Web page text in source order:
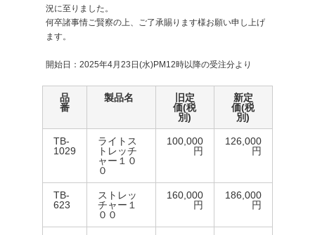
況に至りました。
何卒諸事情ご賢察の上、ご了承賜ります様お願い申し上げ
ます。
開始日：2025年4月23日(水)PM12時以降の受注分より
品
番
製品名
旧定
価(税
別)
新定
価(税
別)
TB-
1029
ライトス
トレッチ
ャー１０
０
100,000
円
126,000
円
TB-
623
ストレッ
チャー１
００
160,000
円
186,000
円